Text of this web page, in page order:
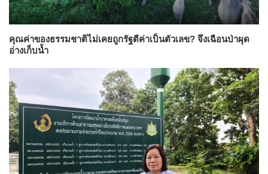
คุณค่าของธรรมชาติไม่เคยถูกรัฐตีค่าเป็นตัวเลข? จึงเฉือนป่าผุด
อ่างเก็บน้ำ